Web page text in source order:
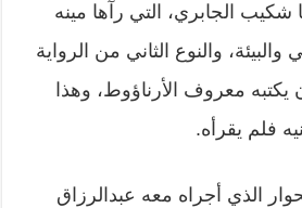
شكيب الجابري، التي رآها مينه
والنوع الثاني من الرواية
يكتبه معروف الأرناؤوط، وهذا
فلم يقرأه.
الذي أجراه معه عبدالرزاق